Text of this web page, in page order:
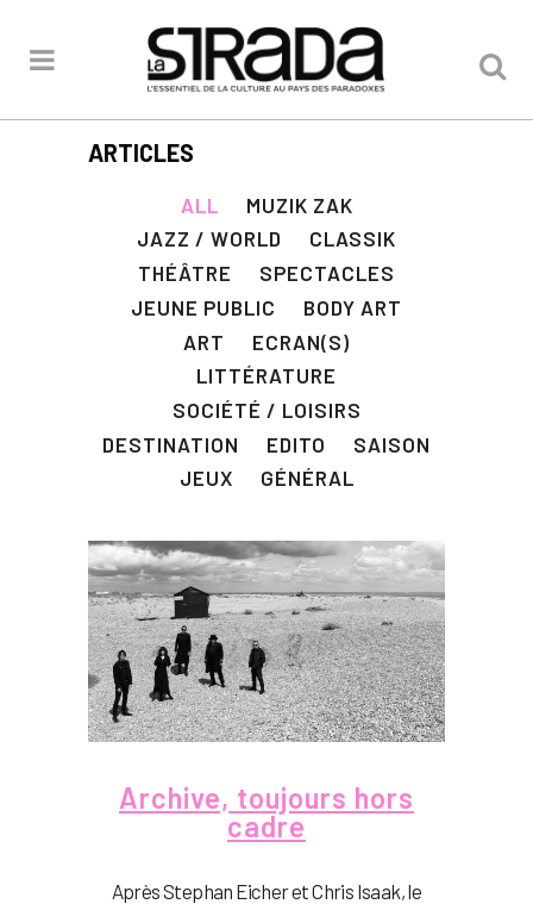
ARTICLES
ALL
MUZIK ZAK
JAZZ / WORLD
CLASSIK
THÉÂTRE
SPECTACLES
JEUNE PUBLIC
BODY ART
ART
ECRAN(S)
LITTÉRATURE
SOCIÉTÉ / LOISIRS
DESTINATION
EDITO
SAISON
JEUX
GÉNÉRAL
Archive, toujours hors
cadre
Après Stephan Eicher et Chris Isaak, le